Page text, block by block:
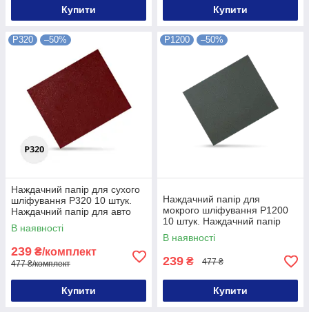
Купити Купити
P320 –50%
Наждачний папір для сухого
шліфування P320 10 штук.
Наждачний папір для авто
320P 10 штук
В наявності
239 ₴/комплект
477 ₴/комплект
Купити
P1200 –50%
Наждачний папір для
мокрого шліфування P1200
10 штук. Наждачний папір
для авто P1200 10 штук
В наявності
239 ₴ 477 ₴
Купити